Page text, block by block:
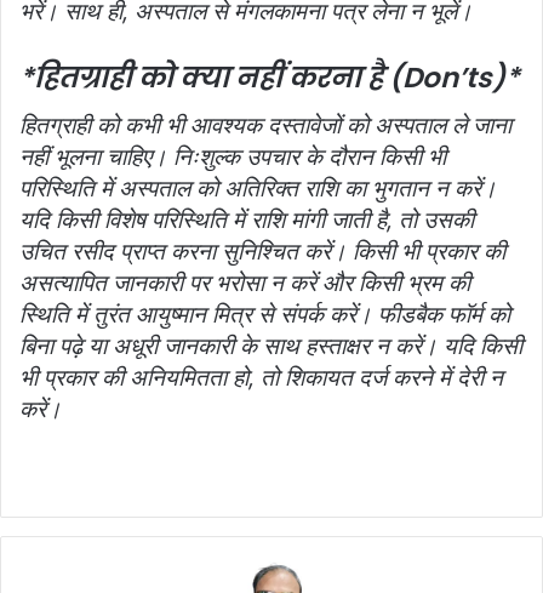
भरें। साथ ही, अस्पताल से मंगलकामना पत्र लेना न भूलें।
*हितग्राही को क्या नहीं करना है (Don’ts)*
हितग्राही को कभी भी आवश्यक दस्तावेजों को अस्पताल ले जाना
नहीं भूलना चाहिए। निःशुल्क उपचार के दौरान किसी भी
परिस्थिति में अस्पताल को अतिरिक्त राशि का भुगतान न करें।
यदि किसी विशेष परिस्थिति में राशि मांगी जाती है, तो उसकी
उचित रसीद प्राप्त करना सुनिश्चित करें। किसी भी प्रकार की
असत्यापित जानकारी पर भरोसा न करें और किसी भ्रम की
स्थिति में तुरंत आयुष्मान मित्र से संपर्क करें। फीडबैक फॉर्म को
बिना पढ़े या अधूरी जानकारी के साथ हस्ताक्षर न करें। यदि किसी
भी प्रकार की अनियमितता हो, तो शिकायत दर्ज करने में देरी न
करें।